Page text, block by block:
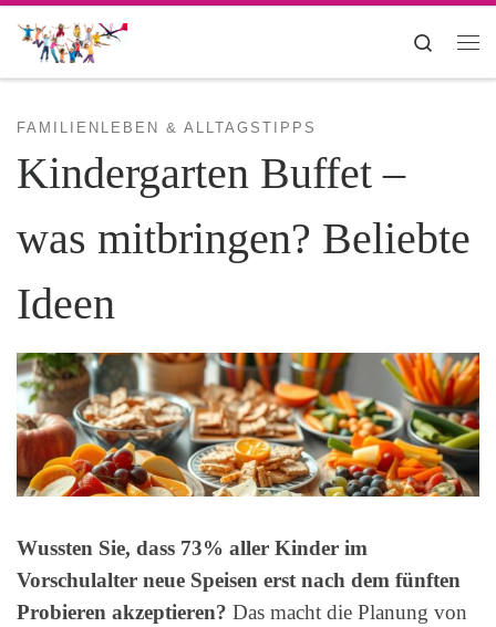
Zum Inhalt springen
Search
FAMILIENLEBEN & ALLTAGSTIPPS
Kindergarten Buffet –
was mitbringen? Beliebte
Ideen
Wussten Sie, dass 73% aller Kinder im
Vorschulalter neue Speisen erst nach dem fünften
Probieren akzeptieren? Das macht die Planung von